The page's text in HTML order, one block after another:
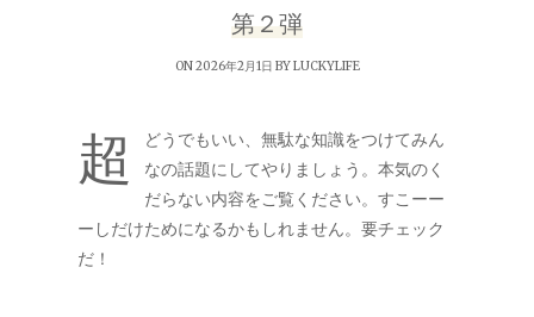
第２弾
ON 2026年2月1日 BYLUCKYLIFE
超
どうでもいい、無駄な知識をつけてみん
なの話題にしてやりましょう。本気のく
だらない内容をご覧ください。すこーー
ーしだけためになるかもしれません。要チェック
だ！